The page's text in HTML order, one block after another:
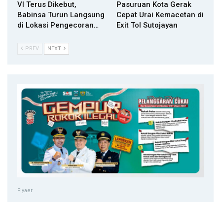
VI Terus Dikebut,
Babinsa Turun Langsung
di Lokasi Pengecoran…
Pasuruan Kota Gerak
Cepat Urai Kemacetan di
Exit Tol Sutojayan
PREV NEXT
Flyaer